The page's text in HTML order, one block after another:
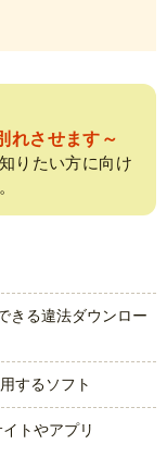
れさせます～
りたい方に向け
きる違法ダウンロー
するソフト
トやアプリ